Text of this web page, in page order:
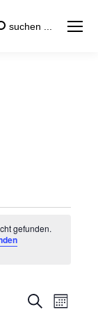
suchen ...
gefunden.
Suche
Monat